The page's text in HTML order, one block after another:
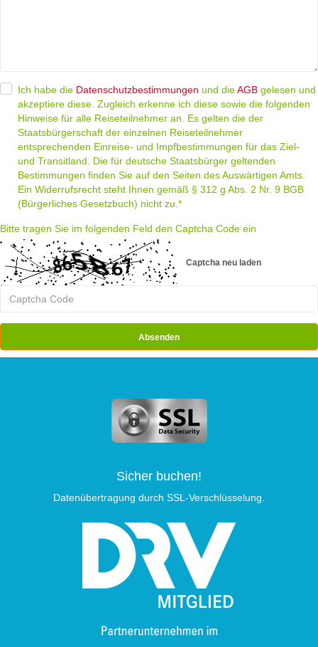
Ich habe die Datenschutzbestimmungen und dieAGB gelesen und
akzeptiere diese. Zugleich erkenne ich diese sowie die folgenden
Hinweise für alle Reiseteilnehmer an. Es gelten die der
Staatsbürgerschaft der einzelnen Reiseteilnehmer
entsprechenden Einreise- und Impfbestimmungen für das Ziel-
und Transitland. Die für deutsche Staatsbürger geltenden
Bestimmungen finden Sie auf den Seiten des Auswärtigen Amts.
Ein Widerrufsrecht steht Ihnen gemäß § 312 g Abs. 2 Nr. 9 BGB
(Bürgerliches Gesetzbuch) nicht zu.*
Datenschutzbestimmungen AGB
Bitte tragen Sie im folgenden Feld den Captcha Code ein
Captcha neu laden
Sicher buchen!
Datenübertragung durch SSL-Verschlüsselung.